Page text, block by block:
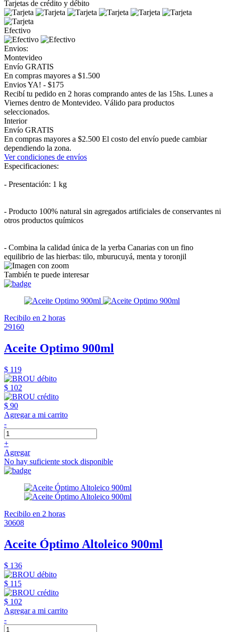
Tarjetas de crédito y débito
Efectivo
Envios:
Montevideo
Envío GRATIS
En compras mayores a $1.500
Envios YA! - $175
Recibí tu pedido en 2 horas comprando antes de las 15hs. Lunes a
Viernes dentro de Montevideo. Válido para productos
seleccionados.
Interior
Envío GRATIS
En compras mayores a $2.500 El costo del envío puede cambiar
dependiendo la zona.
Ver condiciones de envíos
Especificaciones:
- Presentación: 1 kg
- Producto 100% natural sin agregados artificiales de conservantes ni
otros productos químicos
- Combina la calidad única de la yerba Canarias con un fino
equilibrio de las hierbas: tilo, mburucuyá, menta y toronjil
También te puede interesar
Recibilo en 2 horas
29160
Aceite Optimo 900ml
$ 119
$ 102
$ 90
Agregar a mi carrito
-
+
Agregar
No hay suficiente stock disponible
Recibilo en 2 horas
30608
Aceite Óptimo Altoleico 900ml
$ 136
$ 115
$ 102
Agregar a mi carrito
-